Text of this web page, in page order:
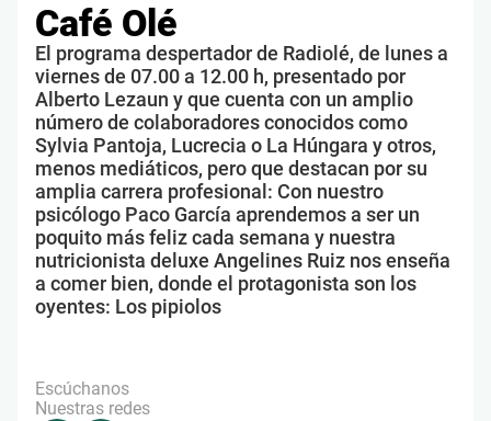
Café Olé
El programa despertador de Radiolé, de lunes a
viernes de 07.00 a 12.00 h, presentado por
Alberto Lezaun y que cuenta con un amplio
número de colaboradores conocidos como
Sylvia Pantoja, Lucrecia o La Húngara y otros,
menos mediáticos, pero que destacan por su
amplia carrera profesional: Con nuestro
psicólogo Paco García aprendemos a ser un
poquito más feliz cada semana y nuestra
nutricionista deluxe Angelines Ruiz nos enseña
a comer bien, donde el protagonista son los
oyentes: Los pipiolos
Escúchanos
Nuestras redes